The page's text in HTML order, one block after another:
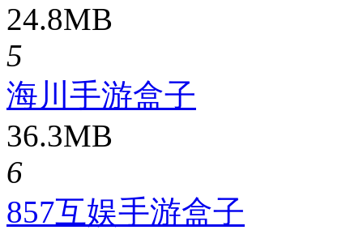
24.8MB
5
海川手游盒子
36.3MB
6
857互娱手游盒子